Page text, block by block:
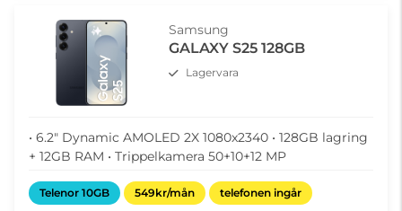
Samsung
GALAXY S25 128GB
Lagervara
• 6.2" Dynamic AMOLED 2X 1080x2340 • 128GB lagring
+ 12GB RAM • Trippelkamera 50+10+12 MP
Telenor 10GB 549kr/mån telefonen ingår